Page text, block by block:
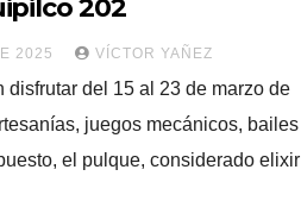
202
2025 VÍCTOR YAÑEZ
disfrutar del 15 al 23 de marzo de
juegos mecánicos, bailes
el pulque, considerado elixir